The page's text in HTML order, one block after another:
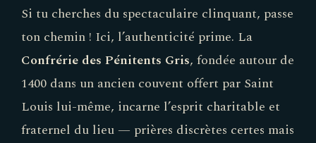
Si tu cherches du spectaculaire clinquant, passe
ton chemin ! Ici, l’authenticité prime. La
Confrérie des Pénitents Gris, fondée autour de
1400 dans un ancien couvent offert par Saint
Louis lui-même, incarne l’esprit charitable et
fraternel du lieu — prières discrètes certes mais